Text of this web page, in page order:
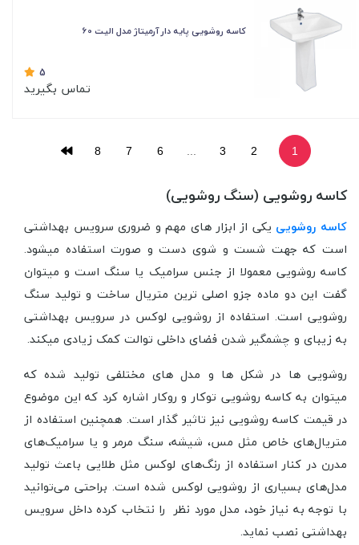
کاسه روشویی پایه دار آرمیتاژ مدل الیت 60
5
تماس بگیرید
1
2
3
6
7
8
کاسه روشویی (سنگ روشویی)
کاسه روشویی یکی از ابزار های مهم و ضروری سرویس بهداشتی
است که جهت شست و شوی دست و صورت استفاده میشود.
کاسه روشویی معمولا از جنس سرامیک یا سنگ است و میتوان
گفت این دو ماده جزو اصلی ترین متریال ساخت و تولید سنگ
روشویی است. استفاده از رو‌‌شویی لوکس در سرویس بهداشتی
به زیبای و چشمگیر شدن فضای داخلی توالت کمک زیادی میکند.
رو‌‌شویی ها در شکل ها و مدل های مختلفی تولید شده که
میتوان به کاسه روشویی توکار و روکار اشاره کرد که این موضوع
در قیمت کاسه روشویی نیز تاثیر گذار است. همچنین استفاده از
متریال‌های خاص مثل مس، شیشه، سنگ مرمر و یا سرامیک‌های
مدرن در کنار استفاده از رنگ‌های لوکس مثل طلایی باعث تولید
مدل‌های بسیاری از روشویی لوکس شده است. براحتی می‌توانید
با توجه به نیاز خود، مدل مورد نظر را نتخاب کرده داخل سرویس
بهداشتی نصب نماید.